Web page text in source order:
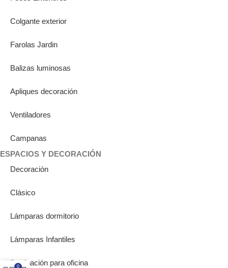
Colgante exterior
Farolas Jardin
Balizas luminosas
Apliques decoración
Ventiladores
Campanas
ESPACIOS Y DECORACIÓN
Decoración
Clásico
Lámparas dormitorio
Lámparas Infantiles
Iluminación para oficina
0